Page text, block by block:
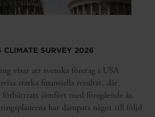
CLIMATE SURVEY 2026
visar att svenska företag i USA
starka finansiella resultat, där
förbättrats jämfört med föregående år.
har dämpats något till följd